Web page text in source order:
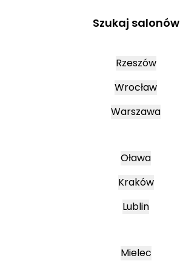
Szukaj salonów
Rzeszów
Wrocław
Warszawa
Oława
Kraków
Lublin
Mielec